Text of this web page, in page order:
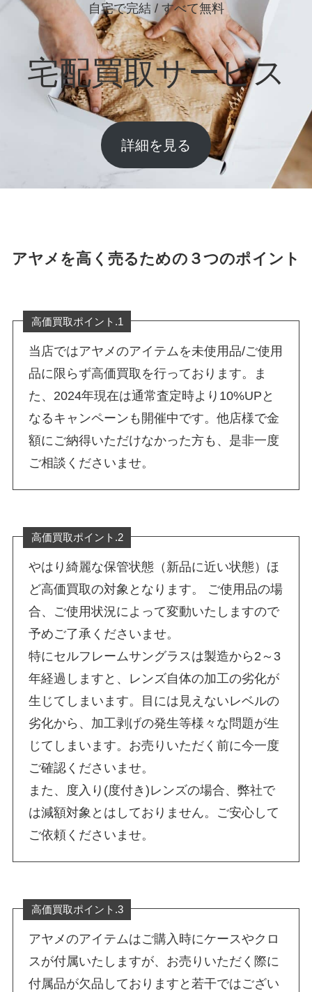
自宅で完結 / すべて無料
宅配買取サービス
詳細を見る
アヤメを高く売るための３つのポイント
高価買取ポイント.1
当店ではアヤメのアイテムを未使用品/ご使用
品に限らず高価買取を行っております。ま
た、2024年現在は通常査定時より10%UPと
なるキャンペーンも開催中です。他店様で金
額にご納得いただけなかった方も、是非一度
ご相談くださいませ。
高価買取ポイント.2
やはり綺麗な保管状態（新品に近い状態）ほ
ど高価買取の対象となります。 ご使用品の場
合、ご使用状況によって変動いたしますので
予めご了承くださいませ。
特にセルフレームサングラスは製造から2～3
年経過しますと、レンズ自体の加工の劣化が
生じてしまいます。目には見えないレベルの
劣化から、加工剥げの発生等様々な問題が生
じてしまいます。お売りいただく前に今一度
ご確認くださいませ。
また、度入り(度付き)レンズの場合、弊社で
は減額対象とはしておりません。ご安心して
ご依頼くださいませ。
高価買取ポイント.3
アヤメのアイテムはご購入時にケースやクロ
スが付属いたしますが、お売りいただく際に
付属品が欠品しておりますと若干ではござい